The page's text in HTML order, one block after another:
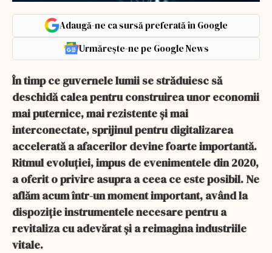
Adaugă-ne ca sursă preferată în Google
Urmărește-ne pe Google News
În timp ce guvernele lumii se străduiesc să
deschidă calea pentru construirea unor economii
mai puternice, mai rezistente și mai
interconectate, sprijinul pentru digitalizarea
accelerată a afacerilor devine foarte importantă.
Ritmul evoluției, impus de evenimentele din 2020,
a oferit o privire asupra a ceea ce este posibil. Ne
aflăm acum într-un moment important, având la
dispoziție instrumentele necesare pentru a
revitaliza cu adevărat și a reimagina industriile
vitale.